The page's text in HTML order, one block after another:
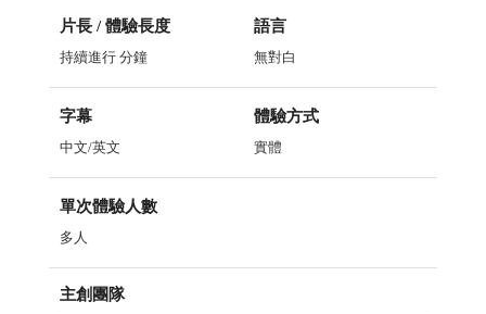
片長 / 體驗長度
持續進行 分鐘
語言
無對白
字幕
中文/英文
體驗方式
實體
單次體驗人數
多人
主創團隊